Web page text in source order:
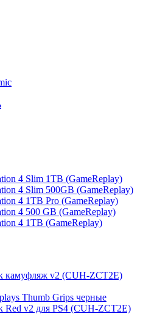
4 Slim 1TB (GameReplay)
4 Slim 500GB (GameReplay)
4 1TB Pro (GameReplay)
4 500 GB (GameReplay)
4 1TB (GameReplay)
камуфляж v2 (CUH-ZCT2E)
Thumb Grips черные
Red v2 для PS4 (CUH-ZCT2E)